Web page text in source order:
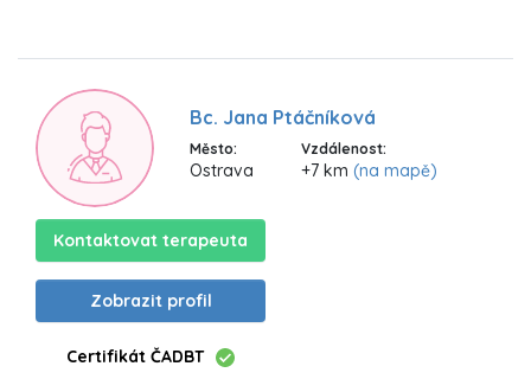
Bc. Jana Ptáčníková
Město:
Ostrava
Vzdálenost:
+7 km (na mapě)
Kontaktovat terapeuta
Zobrazit profil
Certifikát ČADBT